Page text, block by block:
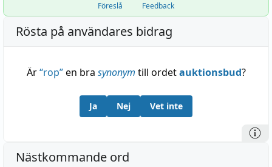
Föreslå Feedback
Rösta på användares bidrag
Är“rop”en bra synonym till ordetauktionsbud?
Ja Nej Vet inte
Nästkommande ord